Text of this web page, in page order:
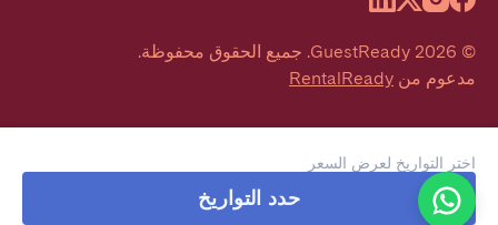
اختر التواريخ لعرض السعر
حدد التواريخ
©
2026
GuestReady
. جميع الحقوق محفوظة.
مدعوم من RentalReady
Welcome!
We typically reply within 1 hour